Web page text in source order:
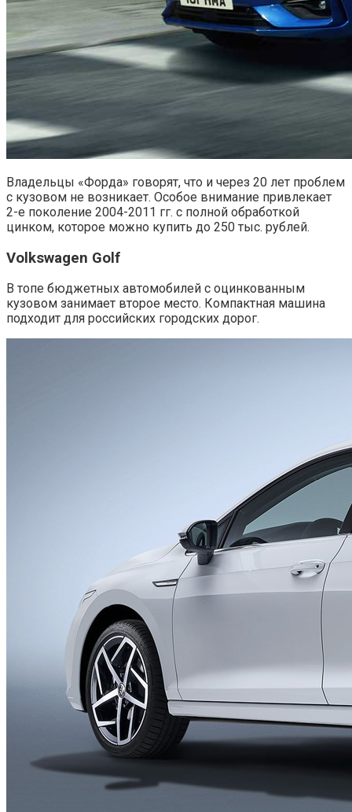
Владельцы «Форда» говорят, что и через 20 лет проблем
с кузовом не возникает. Особое внимание привлекает
2-е поколение 2004-2011 гг. с полной обработкой
цинком, которое можно купить до 250 тыс. рублей.
Volkswagen Golf
В топе бюджетных автомобилей с оцинкованным
кузовом занимает второе место. Компактная машина
подходит для российских городских дорог.